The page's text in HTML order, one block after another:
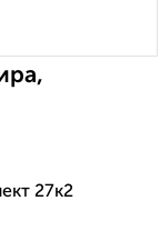
27к2